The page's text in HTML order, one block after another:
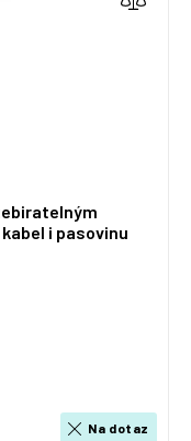
i pasovinu
Na dotaz